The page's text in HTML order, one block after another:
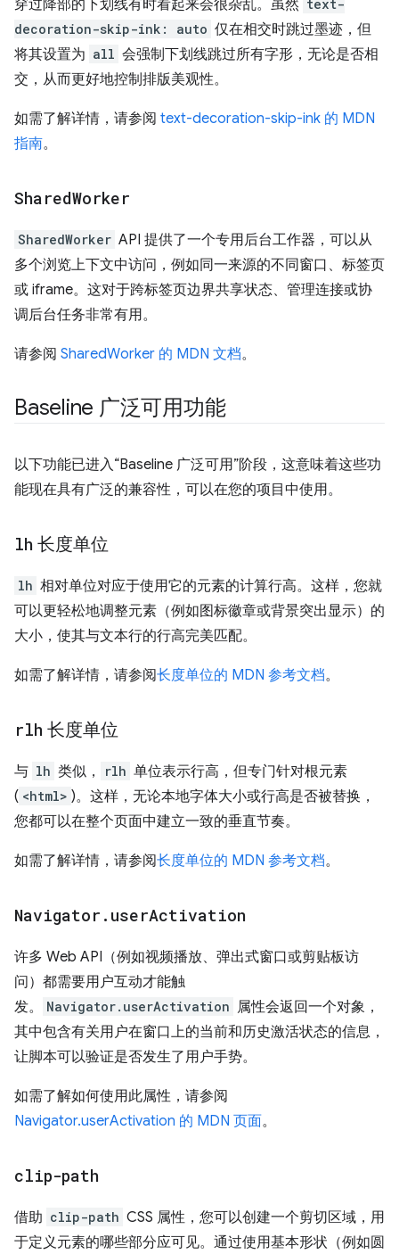
穿过降部的下划线有时看起来会很杂乱。虽然 text-
decoration-skip-ink: auto 仅在相交时跳过墨迹，但
将其设置为 all 会强制下划线跳过所有字形，无论是否相
交，从而更好地控制排版美观性。
如需了解详情，请参阅 text-decoration-skip-ink 的 MDN
指南。
SharedWorker
SharedWorker API 提供了一个专用后台工作器，可以从
多个浏览上下文中访问，例如同一来源的不同窗口、标签页
或 iframe。这对于跨标签页边界共享状态、管理连接或协
调后台任务非常有用。
请参阅 SharedWorker 的 MDN 文档。
Baseline 广泛可用功能
以下功能已进入“Baseline 广泛可用”阶段，这意味着这些功
能现在具有广泛的兼容性，可以在您的项目中使用。
lh 长度单位
lh 相对单位对应于使用它的元素的计算行高。这样，您就
可以更轻松地调整元素（例如图标徽章或背景突出显示）的
大小，使其与文本行的行高完美匹配。
如需了解详情，请参阅长度单位的 MDN 参考文档。
rlh 长度单位
与 lh 类似， rlh 单位表示行高，但专门针对根元素
( <html> )。这样，无论本地字体大小或行高是否被替换，
您都可以在整个页面中建立一致的垂直节奏。
如需了解详情，请参阅长度单位的 MDN 参考文档。
Navigator . userActivation
许多 Web API（例如视频播放、弹出式窗口或剪贴板访
问）都需要用户互动才能触
发。
Navigator.userActivation 属性会返回一个对象，
其中包含有关用户在窗口上的当前和历史激活状态的信息，
让脚本可以验证是否发生了用户手势。
如需了解如何使用此属性，请参阅
Navigator.userActivation 的 MDN 页面。
clip-path
借助 clip-path CSS 属性，您可以创建一个剪切区域，用
于定义元素的哪些部分应可见。通过使用基本形状（例如圆